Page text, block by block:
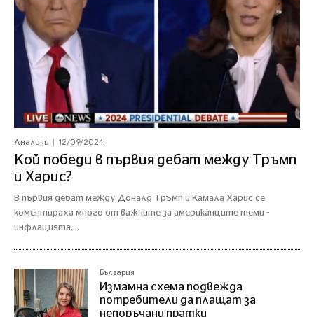
Анализи 12/09/2024
Кой победи в първия дебат между Тръмп
и Харис?
В първия дебат между Доналд Тръмп и Камала Харис се
коментираха много от важните за американците теми -
инфлацията,...
България
Измамна схема подвежда
потребители да плащат за
непоръчани пратки